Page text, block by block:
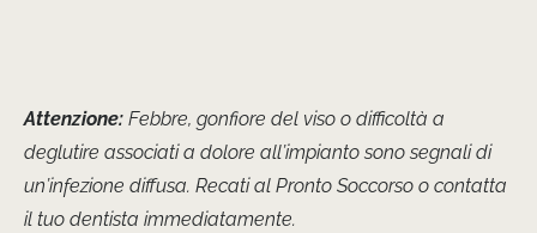
Attenzione: Febbre, gonfiore del viso o difficoltà a
deglutire associati a dolore all’impianto sono segnali di
un’infezione diffusa. Recati al Pronto Soccorso o contatta
il tuo dentista immediatamente.